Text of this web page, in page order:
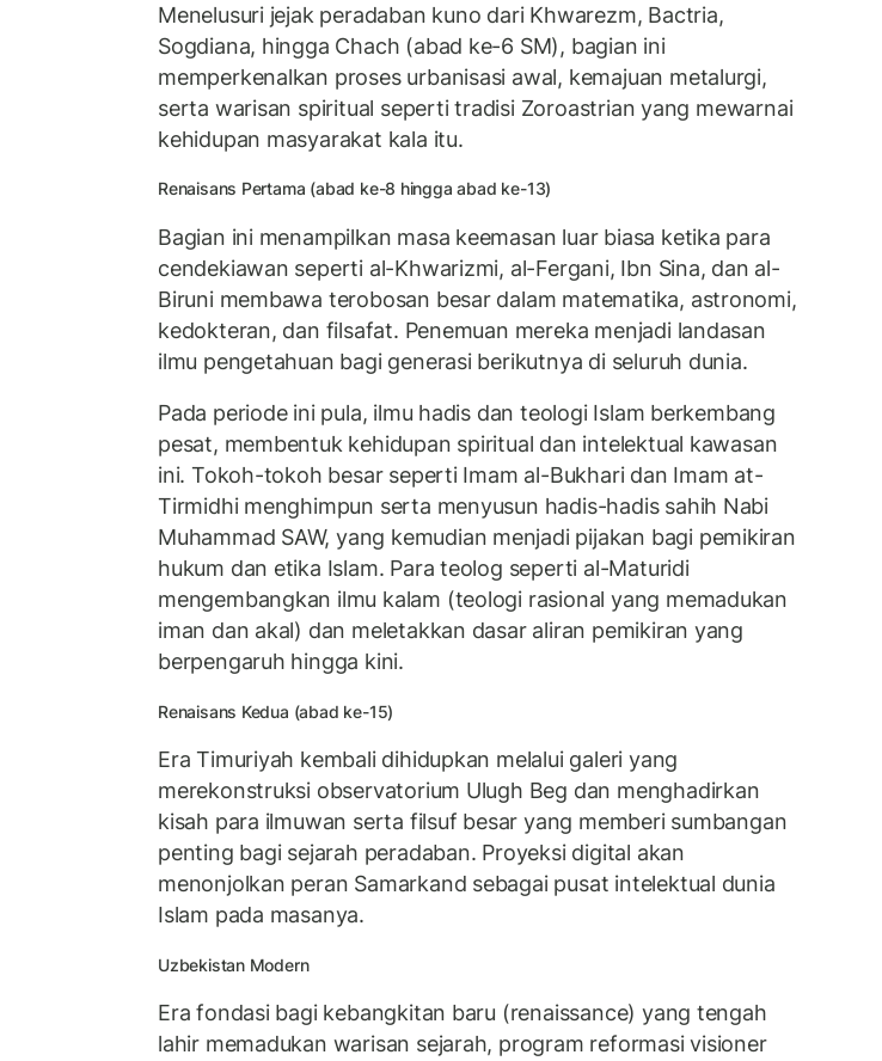
Menelusuri jejak peradaban kuno dari Khwarezm, Bactria,
Sogdiana, hingga Chach (abad ke-6 SM), bagian ini
memperkenalkan proses urbanisasi awal, kemajuan metalurgi,
serta warisan spiritual seperti tradisi Zoroastrian yang mewarnai
kehidupan masyarakat kala itu.
Renaisans Pertama (abad ke-8 hingga abad ke-13)
Bagian ini menampilkan masa keemasan luar biasa ketika para
cendekiawan seperti al-Khwarizmi, al-Fergani, Ibn Sina, dan al-
Biruni membawa terobosan besar dalam matematika, astronomi,
kedokteran, dan filsafat. Penemuan mereka menjadi landasan
ilmu pengetahuan bagi generasi berikutnya di seluruh dunia.
Pada periode ini pula, ilmu hadis dan teologi Islam berkembang
pesat, membentuk kehidupan spiritual dan intelektual kawasan
ini. Tokoh-tokoh besar seperti Imam al-Bukhari dan Imam at-
Tirmidhi menghimpun serta menyusun hadis-hadis sahih Nabi
Muhammad SAW, yang kemudian menjadi pijakan bagi pemikiran
hukum dan etika Islam. Para teolog seperti al-Maturidi
mengembangkan ilmu kalam (teologi rasional yang memadukan
iman dan akal) dan meletakkan dasar aliran pemikiran yang
berpengaruh hingga kini.
Renaisans Kedua (abad ke-15)
Era Timuriyah kembali dihidupkan melalui galeri yang
merekonstruksi observatorium Ulugh Beg dan menghadirkan
kisah para ilmuwan serta filsuf besar yang memberi sumbangan
penting bagi sejarah peradaban. Proyeksi digital akan
menonjolkan peran Samarkand sebagai pusat intelektual dunia
Islam pada masanya.
Uzbekistan Modern
Era fondasi bagi kebangkitan baru (renaissance) yang tengah
lahir memadukan warisan sejarah, program reformasi visioner